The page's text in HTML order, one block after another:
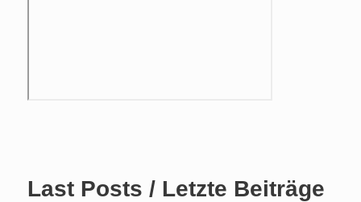
Last Posts / Letzte Beiträge